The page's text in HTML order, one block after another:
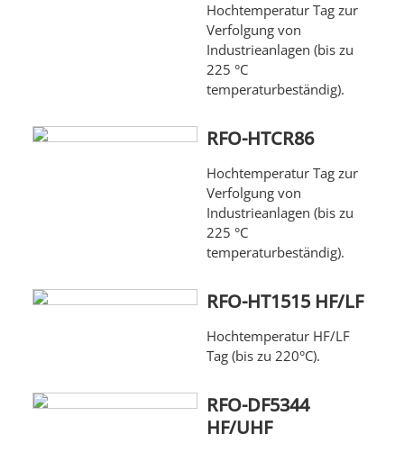
Hochtemperatur Tag zur
Verfolgung von
Industrieanlagen (bis zu
225 °C
temperaturbeständig).
RFO-HTCR86
Hochtemperatur Tag zur
Verfolgung von
Industrieanlagen (bis zu
225 °C
temperaturbeständig).
RFO-HT1515 HF/LF
Hochtemperatur HF/LF
Tag (bis zu 220°C).
RFO-DF5344
HF/UHF